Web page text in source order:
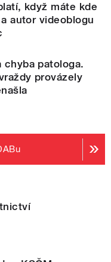
když máte kde
autor videoblogu
chyba patologa.
provázely